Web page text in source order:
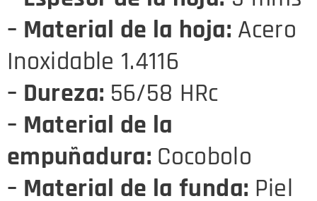
– Material de la hoja: Acero
Inoxidable 1.4116
– Dureza: 56/58 HRc
– Material de la
empuñadura: Cocobolo
– Material de la funda: Piel